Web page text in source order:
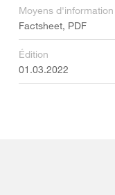
Moyens d'information
Factsheet, PDF
Édition
01.03.2022